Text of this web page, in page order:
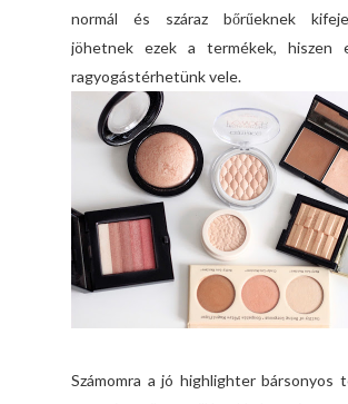
normál és száraz bőrűeknek
jöhetnek ezek a termékek, hiszen
ragyogástérhetünk vele.
Számomra a jó highlighter bársonyos